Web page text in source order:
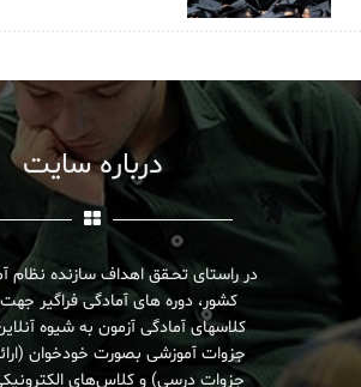
درباره سایت
در راستای تحـقق اهداف سازنده نظام
کشور، دوره های آمادگی فراگیر جهت
کلاسهای آمادگی آزمون به شیوه
جزوات آموزشی بصورت خودخوان
جزوات درسی) و کلاس‌های